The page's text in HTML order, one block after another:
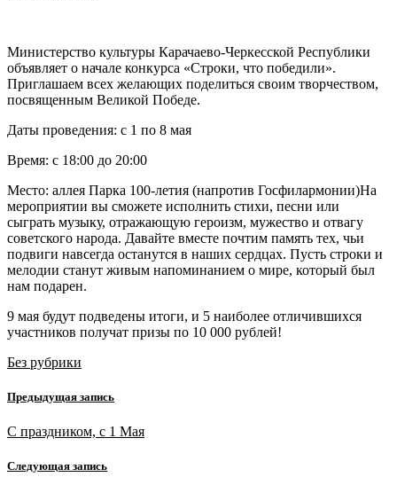
Министерство культуры Карачаево-Черкесской Республики
объявляет о начале конкурса «Строки, что победили».
Приглашаем всех желающих поделиться своим творчеством,
посвященным Великой Победе.
Даты проведения: с 1 по 8 мая
Время: с 18:00 до 20:00
Место: аллея Парка 100-летия (напротив Госфилармонии)На
мероприятии вы сможете исполнить стихи, песни или
сыграть музыку, отражающую героизм, мужество и отвагу
советского народа. Давайте вместе почтим память тех, чьи
подвиги навсегда останутся в наших сердцах. Пусть строки и
мелодии станут живым напоминанием о мире, который был
нам подарен.
9 мая будут подведены итоги, и 5 наиболее отличившихся
участников получат призы по 10 000 рублей!
Без рубрики
Предыдущая запись
С праздником, с 1 Мая
Следующая запись